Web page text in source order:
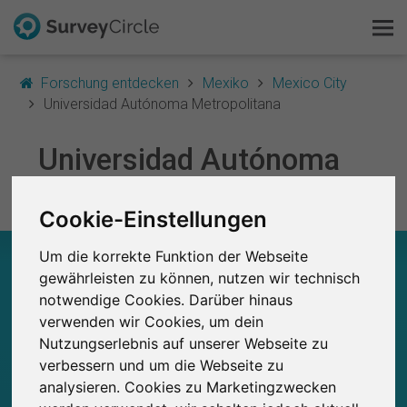
Cookie-Einstellungen
Um die korrekte Funktion der Webseite
gewährleisten zu können, nutzen wir technisch
notwendige Cookies. Darüber hinaus
verwenden wir Cookies, um dein
Nutzungserlebnis auf unserer Webseite zu
verbessern und um die Webseite zu
analysieren. Cookies zu Marketingzwecken
Forschung entdecken Mexiko
Mexico City
Universidad Autónoma Metropolitana
Universidad Autónoma
UNIVERSIDAD AUTÓNOMA METROPOLITANA
– AUF EINEN BLICK
0
Bisher bei SurveyCircle veröffentlichte
Studien
0
Aktuell bei SurveyCircle veröffentlichte
Studien
Forschung entdecken
FAQ
Kostenlos registrieren
Anmelden